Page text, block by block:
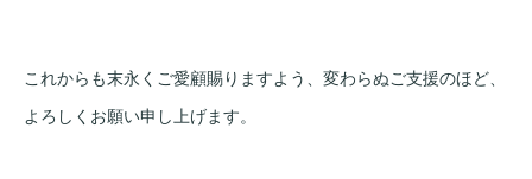
これからも末永くご愛顧賜りますよう、変わらぬご支援のほど、
よろしくお願い申し上げます。